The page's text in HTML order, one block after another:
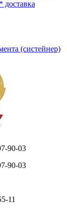
доставка
(систейнер)
90-03
90-03
11